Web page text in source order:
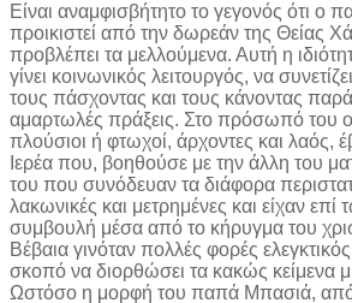
Είναι αναμφισβήτητο το γεγονός ότι ο
προικιστεί από την δωρεάν της Θείας
προβλέπει τα μελλούμενα. Αυτή η
γίνει κοινωνικός λειτουργός, να
τους πάσχοντας και τους κάνοντας
αμαρτωλές πράξεις. Στο πρόσωπό του
πλούσιοι ή φτωχοί, άρχοντες και λαός,
Ιερέα που, βοηθούσε με την άλλη του
του που συνόδευαν τα διάφορα
λακωνικές και μετρημένες και είχαν επί
συμβουλή μέσα από το κήρυγμα του
Βέβαια γινόταν πολλές φορές
σκοπό να διορθώσει τα κακώς κείμενα
Ωστόσο η μορφή του παπά Μπασιά, από